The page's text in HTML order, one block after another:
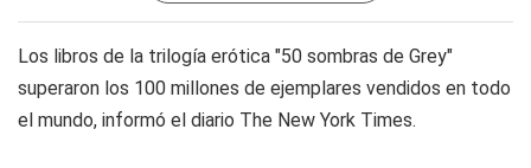
Los libros de la trilogía erótica "50 sombras de Grey"
superaron los 100 millones de ejemplares vendidos en todo
el mundo, informó el diario The New York Times.